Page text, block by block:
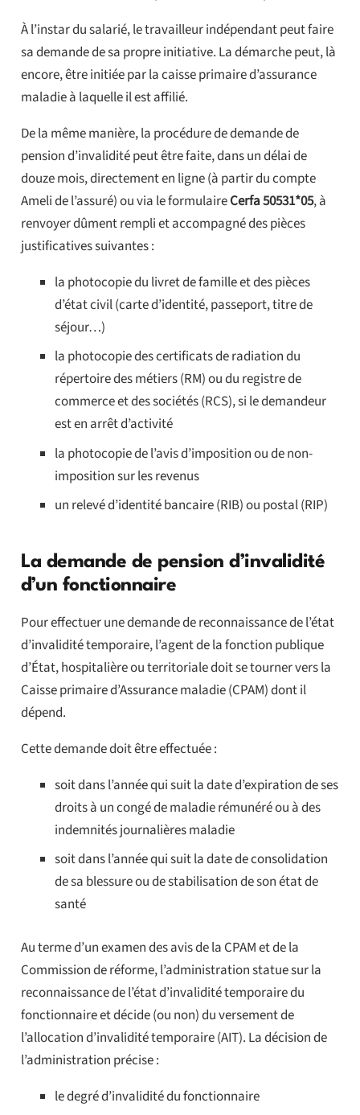
À l’instar du salarié, le travailleur indépendant peut faire
sa demande de sa propre initiative. La démarche peut, là
encore, être initiée par la caisse primaire d’assurance
maladie à laquelle il est affilié.
De la même manière, la procédure de demande de
pension d’invalidité peut être faite, dans un délai de
douze mois, directement en ligne (à partir du compte
Ameli de l’assuré) ou via le formulaireCerfa 50531*05, à
renvoyer dûment rempli et accompagné des pièces
justificatives suivantes :
la photocopie du livret de famille et des pièces
d’état civil (carte d’identité, passeport, titre de
séjour…)
la photocopie des certificats de radiation du
répertoire des métiers (RM) ou du registre de
commerce et des sociétés (RCS), si le demandeur
est en arrêt d’activité
la photocopie de l’avis d’imposition ou de non-
imposition sur les revenus
un relevé d’identité bancaire (RIB) ou postal (RIP)
La demande de pension d’invalidité
d’un fonctionnaire
Pour effectuer une demande de reconnaissance de l’état
d’invalidité temporaire, l’agent de la fonction publique
d’État, hospitalière ou territoriale doit se tourner vers la
Caisse primaire d’Assurance maladie (CPAM) dont il
dépend.
Cette demande doit être effectuée :
soit dans l’année qui suit la date d’expiration de ses
droits à un congé de maladie rémunéré ou à des
indemnités journalières maladie
soit dans l’année qui suit la date de consolidation
de sa blessure ou de stabilisation de son état de
santé
Au terme d’un examen des avis de la CPAM et de la
Commission de réforme, l’administration statue sur la
reconnaissance de l’état d’invalidité temporaire du
fonctionnaire et décide (ou non) du versement de
l’allocation d’invalidité temporaire (AIT). La décision de
l’administration précise :
le degré d’invalidité du fonctionnaire